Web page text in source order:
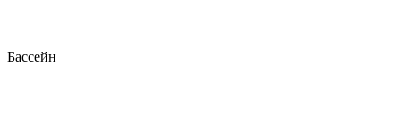
Бассейн